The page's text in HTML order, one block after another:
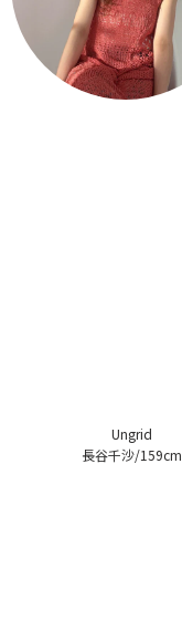
Ungrid
長谷千沙/159cm